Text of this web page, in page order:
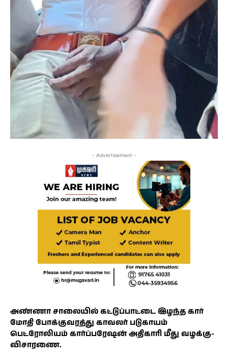
- Advertisement -
அண்ணா சாலையில் கட்டுப்பாட்டை இழந்த கார்
மோதி போக்குவரத்து காவலர் படுகாயம்
பெட்ரோலியம் கார்ப்பரேஷன் அதிகாரி மீது வழக்கு-
விசாரணை.